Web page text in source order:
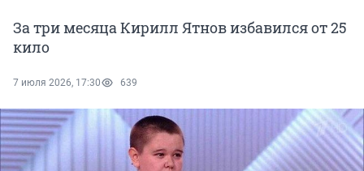
За три месяца Кирилл Ятнов избавился от 25
кило
7 июля 2026, 17:30 639